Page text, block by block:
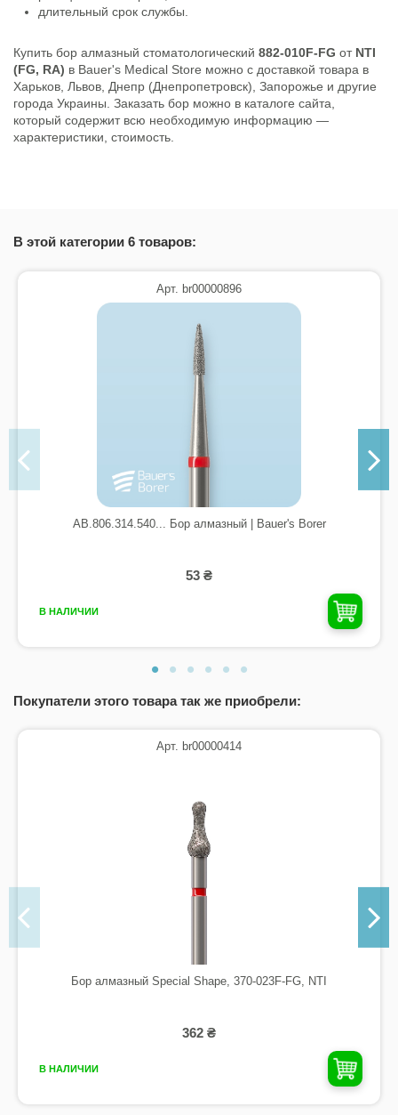
длительный срок службы.
Купить бор алмазный стоматологический 882-010F-FG от NTI
(FG, RA) в Bauer's Medical Store можно с доставкой товара в
Харьков, Львов, Днепр (Днепропетровск), Запорожье и другие
города Украины. Заказать бор можно в каталоге сайта,
который содержит всю необходимую информацию —
характеристики, стоимость.
В этой категории 6 товаров:
Арт. br00000896
AB.806.314.540... Бор алмазный | Bauer's Borer
53 ₴
В НАЛИЧИИ
Покупатели этого товара так же приобрели:
Арт. br00000414
Бор алмазный Special Shape, 370-023F-FG, NTI
362 ₴
В НАЛИЧИИ